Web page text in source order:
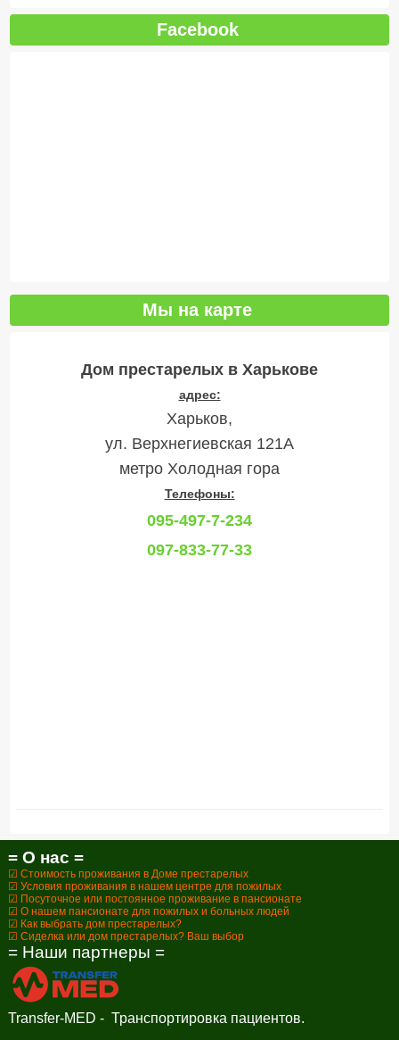
Facebook
Мы на карте
Дом престарелых в Харькове
адрес:
Харьков,
ул. Верхнегиевская 121А
метро Холодная гора
Телефоны:
095-497-7-234
097-833-77-33
= О нас =
☑ Стоимость проживания в Доме престарелых
☑ Условия проживания в нашем центре для пожилых
☑ Посуточное или постоянное проживание в пансионате
☑ О нашем пансионате для пожилых и больных людей
☑ Как выбрать дом престарелых?
☑ Сиделка или дом престарелых? Ваш выбор
= Наши партнеры =
Transfer-MED - Транспортировка пациентов.